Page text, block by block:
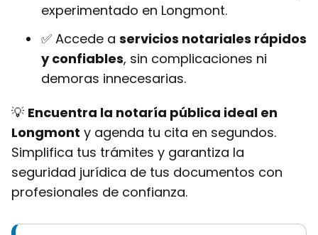
experimentado en Longmont.
✅ Accede a servicios notariales rápidos
y confiables, sin complicaciones ni
demoras innecesarias.
💡 Encuentra la notaría pública ideal en
Longmont y agenda tu cita en segundos.
Simplifica tus trámites y garantiza la
seguridad jurídica de tus documentos con
profesionales de confianza.